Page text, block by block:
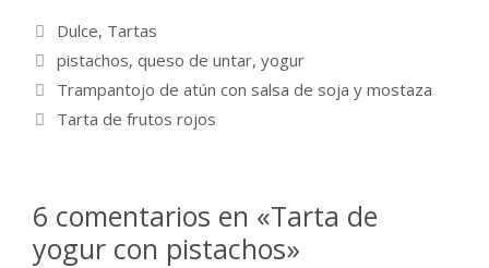
Categorías
Dulce, Tartas
Etiquetas
pistachos, queso de untar, yogur
Trampantojo de atún con salsa de soja y mostaza
Tarta de frutos rojos
6 comentarios en «Tarta de
yogur con pistachos»